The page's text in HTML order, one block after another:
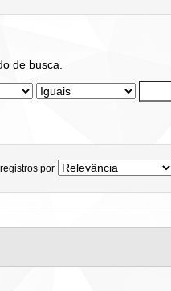
de busca.
por